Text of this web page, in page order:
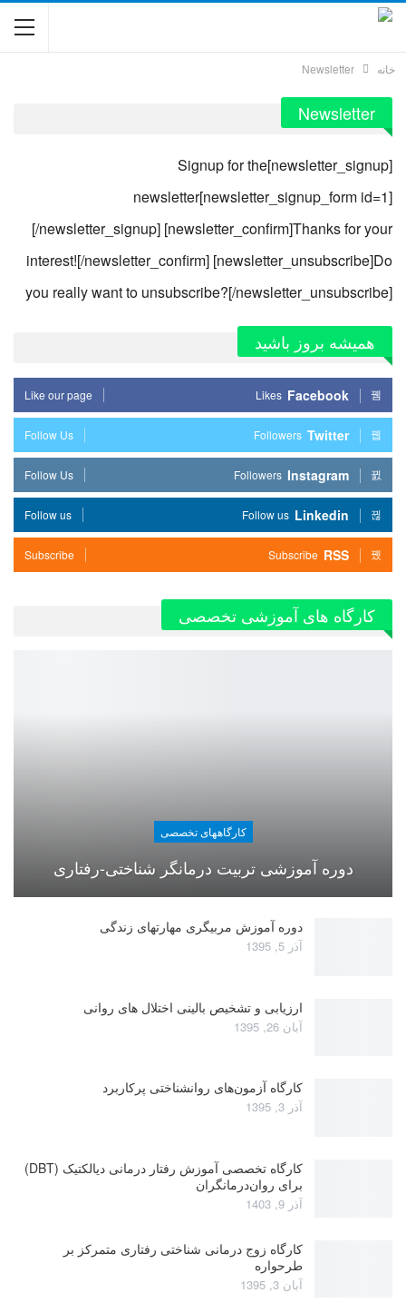
خانه Newsletter
Newsletter
[newsletter_signup]Signup for the
newsletter[newsletter_signup_form id=1]
[/newsletter_signup] [newsletter_confirm]Thanks for your
interest![/newsletter_confirm] [newsletter_unsubscribe]Do
you really want to unsubscribe?[/newsletter_unsubscribe]
همیشه بروز باشید
Facebook
Likes
Like our page
Twitter
Followers
Follow Us
Instagram
Followers
Follow Us
Linkedin
Follow us
Follow us
RSS
Subscribe
Subscribe
کارگاه های آموزشی تخصصی
کارگاههای تخصصی
دوره آموزشی تربیت درمانگر شناختی-رفتاری
دوره آموزش مربیگری مهارتهای زندگی
آذر 5, 1395
ارزیابی و تشخیص بالینی اختلال های روانی
آبان 26, 1395
کارگاه آزمون‌های روانشناختی پرکاربرد
آذر 3, 1395
کارگاه تخصصی آموزش رفتار درمانی دیالکتیک (DBT)
برای روان‌درمانگران
آذر 9, 1403
کارگاه زوج‌ درمانی شناختی رفتاری متمرکز بر
طرحواره
آبان 3, 1395